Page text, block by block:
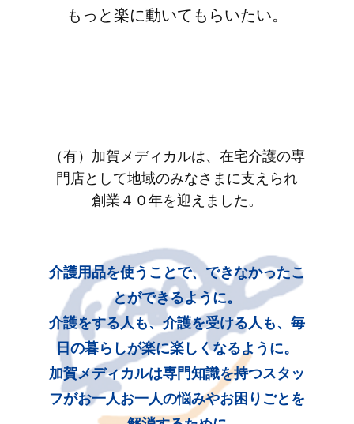
もっと楽に動いてもらいたい。
（有）加賀メディカルは、在宅介護の専
門店として地域のみなさまに支えられ
創業４０年を迎えました。
介護用品を使うことで、できなかったこ
とができるように。
介護をする人も、介護を受ける人も、毎
日の暮らしが楽に楽しくなるように。
加賀メディカルは専門知識を持つスタッ
フがお一人お一人の悩みやお困りごとを